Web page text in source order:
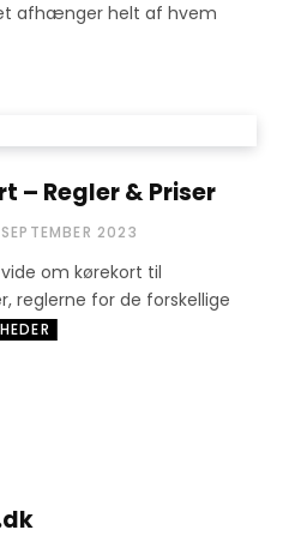
afhænger helt af hvem
– Regler & Priser
2023
om kørekort til
reglerne for de forskellige